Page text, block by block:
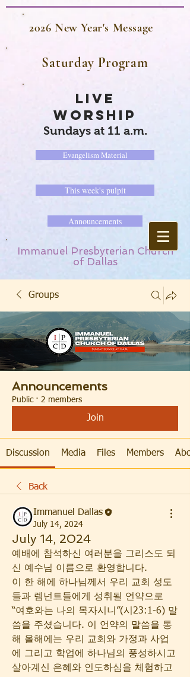
2026 New Year's Message
Saturday Program
LIVE
WORSHIP
Sundays at 11 a.m.
Evangelism Material
This week's pulpit
Announcements
Immanuel Presbyterian Church
of Dallas
Groups
Announcements
Public · 2 members
Join
Discussion Media Files Members
Back
Immanuel Dallas
July 14, 2024
July 14, 2024
예배에 참석하신 여러분을 그리스도 되
신 예수님 이름으로 환영합니다.
이 한 해에 하나님께서 우리 교회 성도
들과 렘넌트들에게 성취될 언약으로
“여호와는 나의 목자시니”(시23:1-6) 말
씀을 주셨습니다. 이 언약의 말씀을 통
해 올해에는 우리 교회와 가정과 사업
에 그리고 학업에 하나님의 풍성하시고
살아계신 은혜와 인도하심을 체험하고